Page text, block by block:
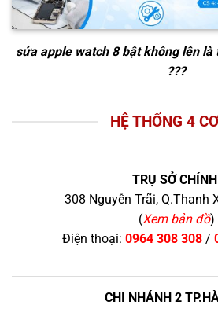
sửa apple watch 8 bật không lênlà
???
HỆ THỐNG 4
TRỤ SỞ
308 Nguyễn Trãi, Q.Thanh
(Xem bản đồ)
Điện thoại: 0964 308 308/
CHI NHÁNH 2